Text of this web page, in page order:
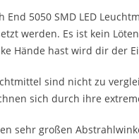
End 5050 SMD LED
werden. Es ist kein
Hände hast wird dir der
sind nicht zu
sich durch ihre
sehr großen